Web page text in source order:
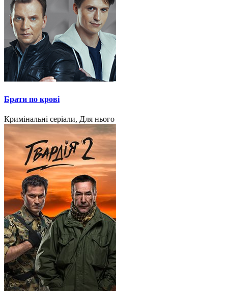
Брати по крові
Кримінальні серіали, Для нього